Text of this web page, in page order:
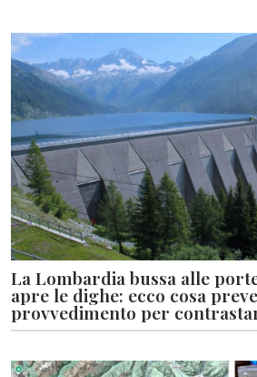
La Lombardia bussa alle
apre le dighe: ecco cosa
provvedimento per